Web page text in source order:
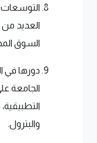
التوسعات
العديد
السوق
دورها في
الجامعة
والبترول.